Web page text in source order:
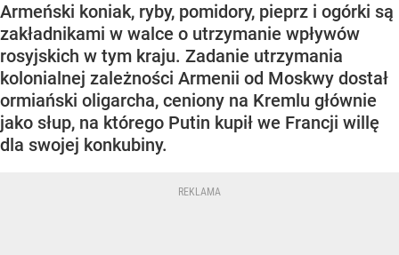
Armeński koniak, ryby, pomidory, pieprz i ogórki są
zakładnikami w walce o utrzymanie wpływów
rosyjskich w tym kraju. Zadanie utrzymania
kolonialnej zależności Armenii od Moskwy dostał
ormiański oligarcha, ceniony na Kremlu głównie
jako słup, na którego Putin kupił we Francji willę
dla swojej konkubiny.